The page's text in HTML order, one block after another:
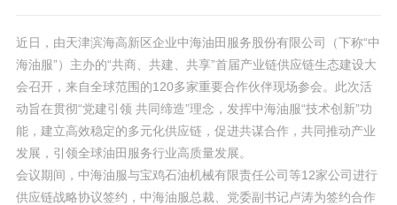
近日，由天津滨海高新区企业中海油田服务股份有限公司（下称“中
海油服”）主办的“共商、共建、共享”首届产业链供应链生态建设大
会召开，来自全球范围的120多家重要合作伙伴现场参会。此次活
动旨在贯彻“党建引领 共同缔造”理念，发挥中海油服“技术创新”功
能，建立高效稳定的多元化供应链，促进共谋合作，共同推动产业
发展，引领全球油田服务行业高质量发展。
会议期间，中海油服与宝鸡石油机械有限责任公司等12家公司进行
供应链战略协议签约，中海油服总裁、党委副书记卢涛为签约合作